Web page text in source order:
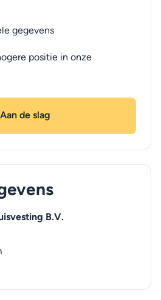
gegevens
positie in onze
Aan de slag
B.V.